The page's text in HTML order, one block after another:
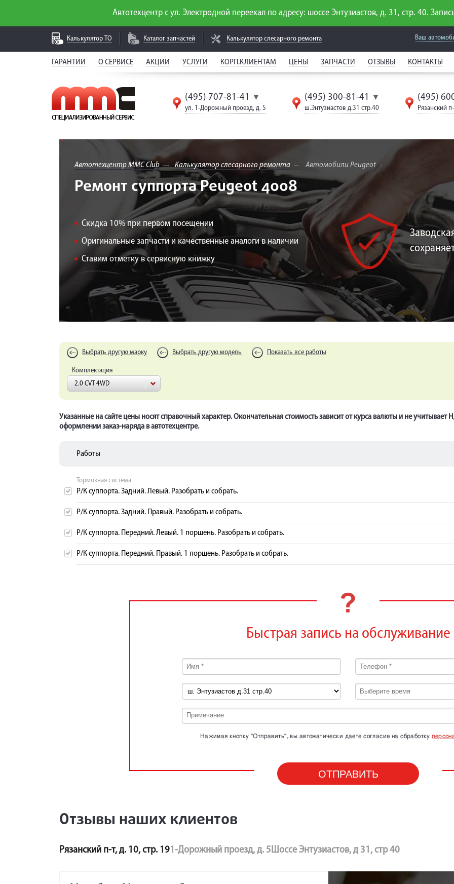
Автотехцентр с ул. Электродной переехал по адресу: шоссе Энтузиастов, д. 31, стр. 40.
Калькулятор ТО Каталог запчастей Калькулятор слесарного ремонта Ваш
ГАРАНТИИ О СЕРВИСЕ АКЦИИ УСЛУГИ КОРП.КЛИЕНТАМ ЦЕНЫ ЗАПЧАСТИ ОТЗЫВЫ КОНТАКТЫ
(495) 707-81-41 ▼
ул. 1-Дорожный проезд, д. 5
(495) 300-81-41 ▼
ш.Энтузиастов д.31 стр.40
(495)
Рязанский
Автотехцентр MMC Club Калькулятор слесарного ремонта Автомобили Peugeot
Ремонт суппорта Peugeot 4008
Скидка 10% при первом посещении
Оригинальные запчасти и качественные аналоги в наличии
Ставим отметку в сервисную книжку
Выбрать другую марку Выбрать другую модель Показать все работы
Комплектация
2.0 CVT 4WD
Указанные на сайте цены носят справочный характер. Окончательная стоимость зависит от курса валюты и не
оформлении заказ-наряда в автотехцентре.
Работы
Тормозная система
Р/К суппорта. Задний. Левый. Разобрать и собрать.
Р/К суппорта. Задний. Правый. Разобрать и собрать.
Р/К суппорта. Передний. Левый. 1 поршень. Разобрать и собрать.
Р/К суппорта. Передний. Правый. 1 поршень. Разобрать и собрать.
Быстрая запись на обслуживание
Нажимая кнопку "Отправить", вы автоматически даете согласие на обработку
Отзывы наших клиентов
Рязанский п-т, д. 10, стр. 191-Дорожный проезд, д. 5Шоссе Энтузиастов, д 31, стр 40